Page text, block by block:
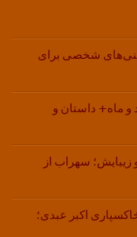
۱۴ مرداد ۱۴۰۵: پیش‌بینی‌های شخصی برای
ماه+ داستان و
سهراب از
اکبر عبدی؛